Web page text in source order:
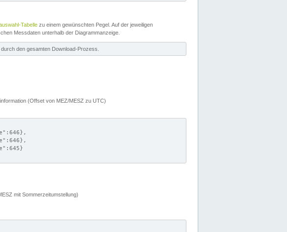
Tabelle zu einem gewünschten Pegel. Auf der jeweiligen
Messdaten unterhalb der Diagrammanzeige.
den gesamten Download-Prozess.
(Offset von MEZ/MESZ zu UTC)
mit Sommerzeitumstellung)